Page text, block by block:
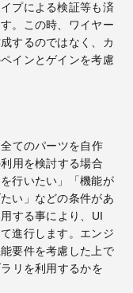
プによる検証等も済
。この時、ワイヤー
するのではなく、カ
インとゲインを考慮
てのパーツを自作
用を検討する場合
行いたい」「機能が
い」などの条件があ
する事により、UI
進行します。エンジ
要件を考慮した上で
リを利用するかを